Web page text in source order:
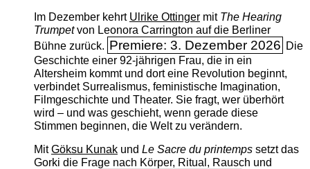
Im Dezember kehrt Ulrike Ottingermit The ­Hearing
Trumpetvon Leonora Carrington auf die Berliner
Bühne zurück. Premiere: 3. Dezember 2026 Die
Geschichte einer 92-jährigen Frau, die in ein
Altersheim kommt und dort eine Revolution beginnt,
verbindet Surrealismus, feministische Imagination,
Filmgeschichte und Theater. Sie fragt, wer überhört
wird – und was geschieht, wenn gerade diese
Stimmen beginnen, die Welt zu verändern.
MitGöksu Kunakund Le Sacre du printempssetzt das
Gorki die Frage nach Körper, Ritual, Rausch und